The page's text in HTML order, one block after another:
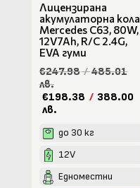
Лицензирана
акумулаторна кола
Mercedes C63, 80W,
12V7Ah, R/C 2.4G,
EVA гуми
€247.98/485.01
лв.
€198.38 / 388.00
лв.
до 30 кг
12V
Едноместни